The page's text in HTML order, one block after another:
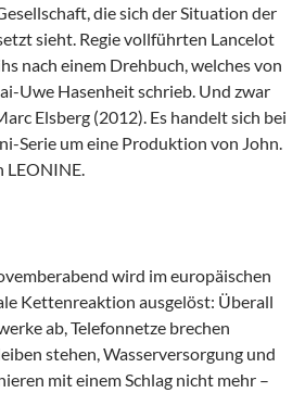
die sich der Situation der
sieht. Regie vollführten Lancelot
nach einem Drehbuch, welches von
Uwe Hasenheit schrieb. Und zwar
Elsberg (2012). Es handelt sich bei
Serie um eine Produktion von John.
LEONINE.
wird im europäischen
Kettenreaktion ausgelöst: Überall
ab, Telefonnetze brechen
stehen, Wasserversorgung und
mit einem Schlag nicht mehr –